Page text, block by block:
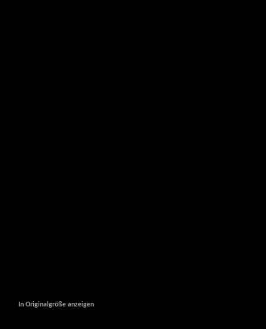
In Originalgröße anzeigen
In Originalgröße anzeigen
In Originalgröße anzeigen